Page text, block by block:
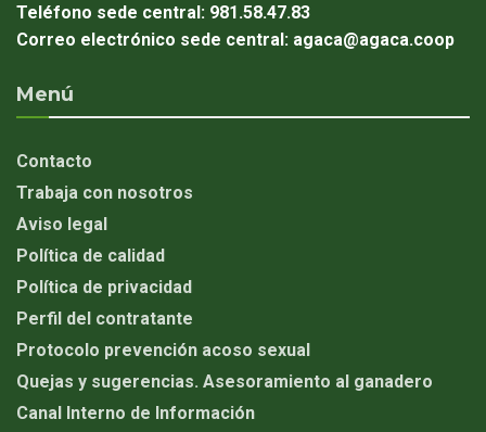
Teléfono sede central: 981.58.47.83
Correo electrónico sede central: agaca@agaca.coop
Menú
Contacto
Trabaja con nosotros
Aviso legal
Política de calidad
Política de privacidad
Perfil del contratante
Protocolo prevención acoso sexual
Quejas y sugerencias. Asesoramiento al ganadero
Canal Interno de Información